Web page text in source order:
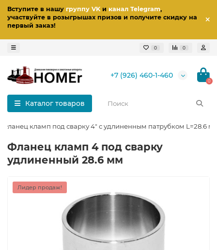
Вступите в нашу группу VKи канал Telegram,
участвуйте в розыгрышах призов и получите скидку на
первый заказ!
0 0
+7 (926) 460-1-460
0
Каталог товаров
Фланец кламп под сварку 4" с удлиненным патрубком L=28.6
Фланец кламп 4 под сварку
удлиненный 28.6 мм
Лидер продаж!